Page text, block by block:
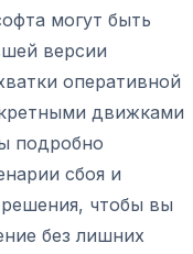
могут быть
версии
оперативной
движками
подробно
сбоя и
чтобы вы
без лишних